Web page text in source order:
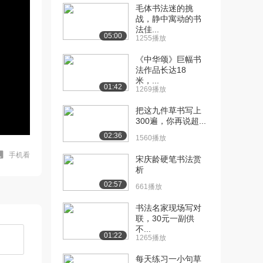
手机看
05:00
毛体书法迷的挑
战，静中寓动的书
法佳...
1255播放
01:42
《中华颂》巨幅书
法作品长达18
米，...
1269播放
02:36
把这九件草书写上
300遍，你再说超...
1560播放
02:57
宋庆龄硬笔书法赏
析
661播放
01:22
书法名家现场写对
联，30元一副供
不...
1265播放
每天练习一小句草